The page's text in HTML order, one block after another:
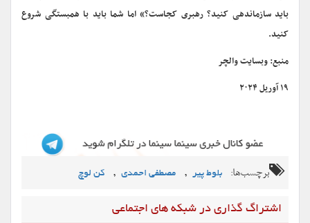
باید سازماندهی کنید؟ رهبری کجاست؟» اما شما باید با همبستگی شروع
کنید.
منبع: وبسایت والچر
۱۹ آوریل ۲۰۲۴
برچسب‌ها: بلوط پیر , مصطفی احمدی , کن لوچ
اشتراگ گذاری در شبکه های اجتماعی